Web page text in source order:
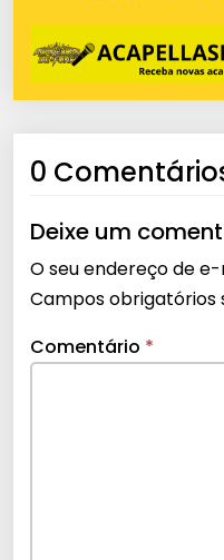
0
Deixe um
O seu endereço de
Campos
Comentário *